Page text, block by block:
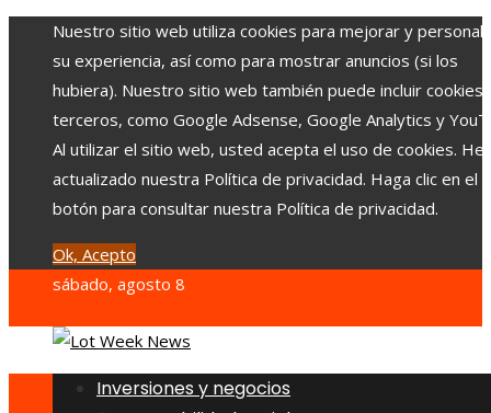
Nuestro sitio web utiliza cookies para mejorar y
su experiencia, así como para mostrar anuncios (si los
hubiera). Nuestro sitio web también puede incluir cookies
terceros, como Google Adsense, Google Analytics y
Al utilizar el sitio web, usted acepta el uso de cookies.
actualizado nuestra Política de privacidad. Haga clic en el
botón para consultar nuestra Política de privacidad.
Ok, Acepto
sábado, agosto 8
Inversiones y negocios